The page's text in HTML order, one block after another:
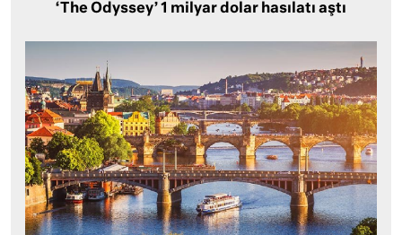
‘The Odyssey’ 1 milyar dolar hasılatı aştı